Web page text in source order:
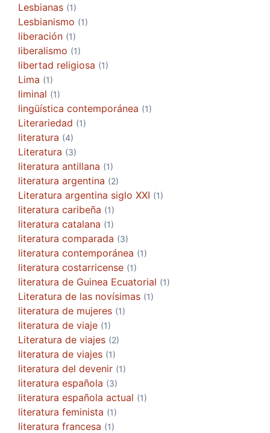
Lesbianas (1)
Lesbianismo (1)
liberación (1)
liberalismo (1)
libertad religiosa (1)
Lima (1)
liminal (1)
lingüística contemporánea (1)
Literariedad (1)
literatura (4)
Literatura (3)
literatura antillana (1)
literatura argentina (2)
Literatura argentina siglo XXI (1)
literatura caribeña (1)
literatura catalana (1)
literatura comparada (3)
literatura contemporánea (1)
literatura costarricense (1)
literatura de Guinea Ecuatorial (1)
Literatura de las novísimas (1)
literatura de mujeres (1)
literatura de viaje (1)
Literatura de viajes (2)
literatura de viajes (1)
literatura del devenir (1)
literatura española (3)
literatura española actual (1)
literatura feminista (1)
literatura francesa (1)